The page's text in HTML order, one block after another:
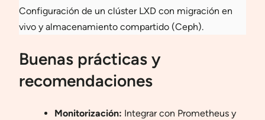
Configuración de un clúster LXD con migración en
vivo y almacenamiento compartido (Ceph).
Buenas prácticas y
recomendaciones
Monitorización: Integrar con Prometheus y